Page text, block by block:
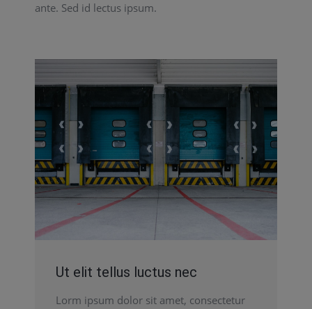
ante. Sed id lectus ipsum.
Ut elit tellus luctus nec
Lorm ipsum dolor sit amet, consectetur